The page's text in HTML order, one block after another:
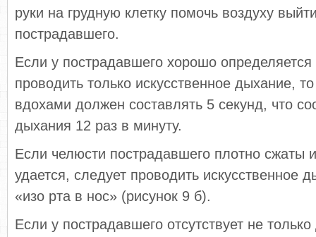
руки на грудную клетку помочь воздуху
пострадавшего.
Если у пострадавшего хорошо
проводить только искусственное дыхание,
вдохами должен составлять 5 секунд, что
дыхания 12 раз в минуту.
Если челюсти пострадавшего плотно сжаты
удается, следует проводить искусственное
«изо рта в нос» (рисунок 9 б).
Если у пострадавшего отсутствует не